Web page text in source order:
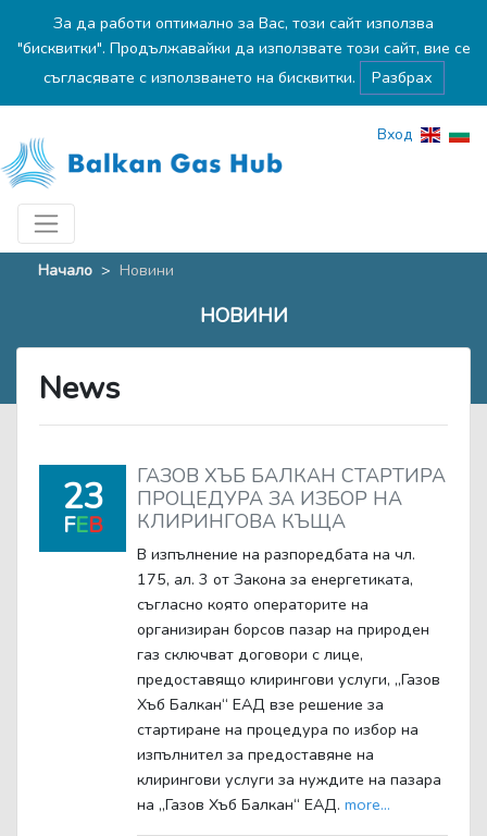
За да работи оптимално за Вас, този сайт използва
"бисквитки". Продължавайки да използвате този сайт, вие се
съгласявате с използването на бисквитки.
Разбрах
Вход
Начало > Новини
НОВИНИ
News
23
FEB
ГАЗОВ ХЪБ БАЛКАН СТАРТИРА
ПРОЦЕДУРА ЗА ИЗБОР НА
КЛИРИНГОВА КЪЩА
В изпълнение на разпоредбата на чл.
175, ал. 3 от Закона за енергетиката,
съгласно която операторите на
организиран борсов пазар на природен
газ сключват договори с лице,
предоставящо клирингови услуги, „Газов
Хъб Балкан“ ЕАД взе решение за
стартиране на процедура по избор на
изпълнител за предоставяне на
клирингови услуги за нуждите на пазара
на „Газов Хъб Балкан“ ЕАД. more...